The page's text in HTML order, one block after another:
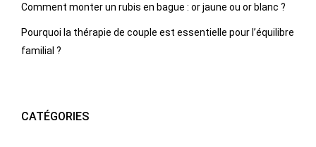
Comment monter un rubis en bague : or jaune ou or blanc ?
Pourquoi la thérapie de couple est essentielle pour l’équilibre
familial ?
CATÉGORIES